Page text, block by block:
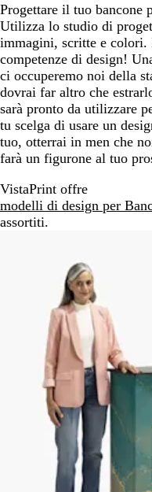
Progettare il tuo bancone
Utilizza lo studio di
immagini, scritte e colori.
competenze di design!
ci occuperemo noi della
dovrai far altro che
sarà pronto da utilizzare
tu scelga di usare un
tuo, otterrai in men che
farà un figurone al tuo
VistaPrint offre
modelli di design per
assortiti.